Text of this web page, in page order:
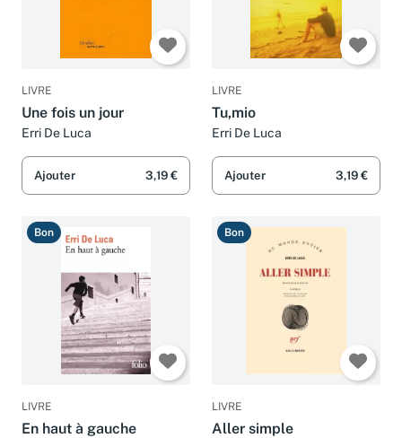
LIVRE
Une fois un jour
Erri De Luca
Ajouter 3,19 €
LIVRE
Tu,mio
Erri De Luca
Ajouter 3,19 €
Bon
LIVRE
En haut à gauche
Bon
LIVRE
Aller simple